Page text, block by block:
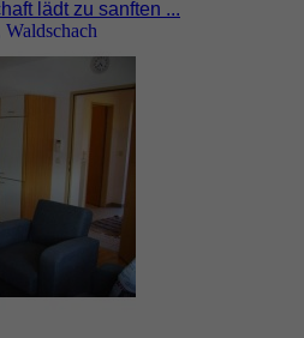
lädt zu sanften ...
Waldschach